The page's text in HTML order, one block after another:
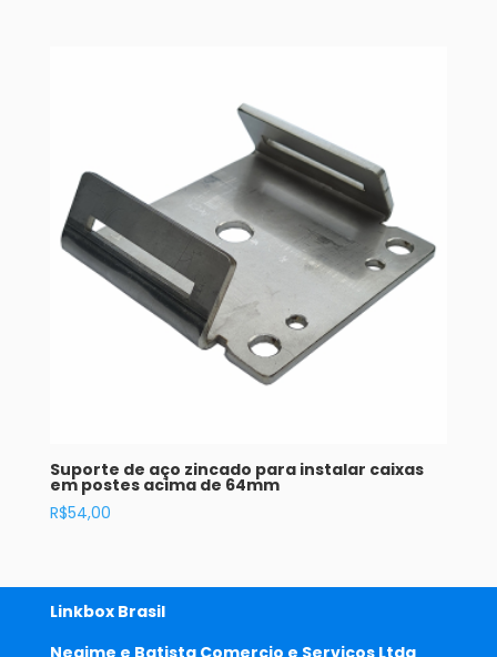
Suporte de aço zincado para instalar caixas
em postes acima de 64mm
R$54,00
Linkbox Brasil
Neaime e Batista Comercio e Serviços Ltda